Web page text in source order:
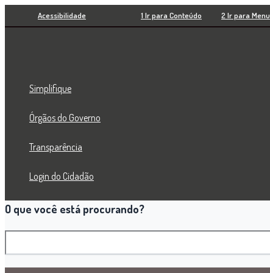
Ir
para
Acessibilidade 1 Ir para Conteúdo 2 Ir para Menu
Simplifique
Órgãos do Governo
Transparência
Login do Cidadão
O que você está procurando?
Pesquisar